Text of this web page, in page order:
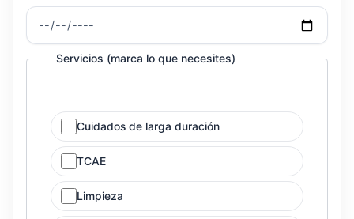
Servicios (marca lo que necesites)
Cuidados de larga duración
TCAE
Limpieza